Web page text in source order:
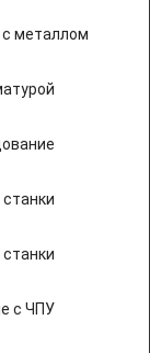
металлом
с ЧПУ